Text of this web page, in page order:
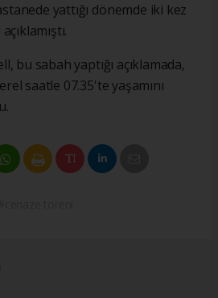
yattığı dönemde iki kez
bu sabah yaptığı açıklamada,
saatle 07.35'te yaşamını